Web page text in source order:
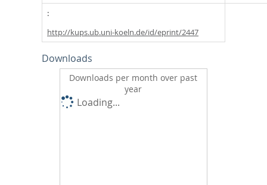
http://kups.ub.uni-koeln.de/id/eprint/2447
Downloads
Downloads per month over past
year
Loading...